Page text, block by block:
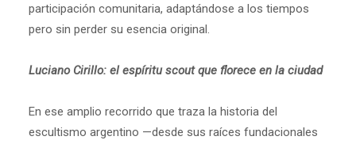
participación comunitaria, adaptándose a los tiempos
pero sin perder su esencia original.
Luciano Cirillo: el espíritu scout que florece en la ciudad
En ese amplio recorrido que traza la historia del
escultismo argentino —desde sus raíces fundacionales